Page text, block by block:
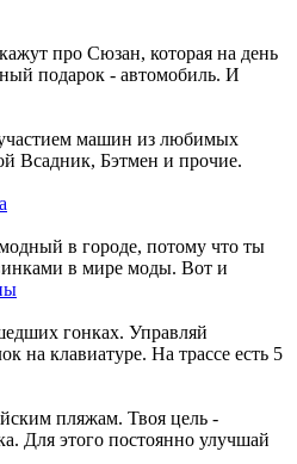
про Сюзан, которая на день
подарок - автомобиль. И
машин из любимых
Всадник, Бэтмен и прочие.
в городе, потому что ты
в мире моды. Вот и
гонках. Управляй
на клавиатуре. На трассе есть 5
пляжам. Твоя цель -
Для этого постоянно улучшай